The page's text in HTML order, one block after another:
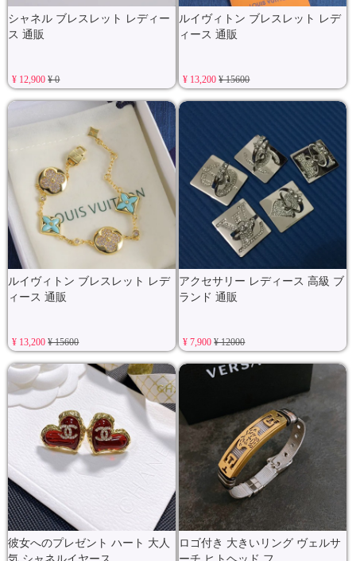
シャネル ブレスレット レディー
ス 通販
¥ 12,900¥ 0
ルイヴィトン ブレスレット レデ
ィース 通販
¥ 13,200¥ 15600
ルイヴィトン ブレスレット レデ
ィース 通販
¥ 13,200¥ 15600
アクセサリー レディース 高級 ブ
ランド 通販
¥ 7,900¥ 12000
彼女へのプレゼント ハート 大人
ロゴ付き 大きいリング ヴェルサ